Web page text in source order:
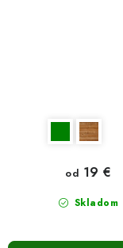
Skladom
od 19 €